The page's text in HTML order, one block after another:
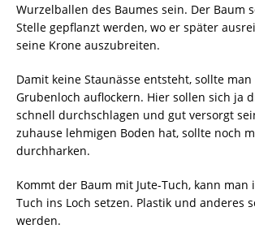
Wurzelballen des Baumes sein. Der Baum
Stelle gepflanzt werden, wo er später
seine Krone auszubreiten.
Damit keine Staunässe entsteht, sollte man
Grubenloch auflockern. Hier sollen sich ja
schnell durchschlagen und gut versorgt
zuhause lehmigen Boden hat, sollte noch
durchharken.
Kommt der Baum mit Jute-Tuch, kann man
Tuch ins Loch setzen. Plastik und anderes
werden.